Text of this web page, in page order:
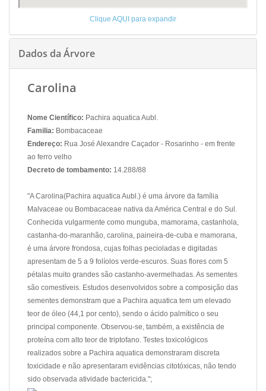
Clique AQUI para expandir
Dados da Árvore
Carolina
Nome Científico: Pachira aquatica Aubl.
Familia: Bombacaceae
Endereço: Rua José Alexandre Caçador - Rosarinho - em frente
ao ferro velho
Decreto de tombamento: 14.288/88
"A Carolina(Pachira aquatica Aubl.) é uma árvore da família
Malvaceae ou Bombacaceae nativa da América Central e do Sul.
Conhecida vulgarmente como munguba, mamorama, castanhola,
castanha-do-maranhão, carolina, paineira-de-cuba e mamorana,
é uma árvore frondosa, cujas folhas pecioladas e digitadas
apresentam de 5 a 9 folíolos verde-escuros. Suas flores com 5
pétalas muito grandes são castanho-avermelhadas. As sementes
são comestíveis. Estudos desenvolvidos sobre a composição das
sementes demonstram que a Pachira aquatica tem um elevado
teor de óleo (44,1 por cento), sendo o ácido palmítico o seu
principal componente. Observou-se, também, a existência de
proteína com alto teor de triptofano. Testes toxicológicos
realizados sobre a Pachira aquatica demonstraram discreta
toxicidade e não apresentaram evidências citotóxicas, não tendo
sido observada atividade bactericida.";